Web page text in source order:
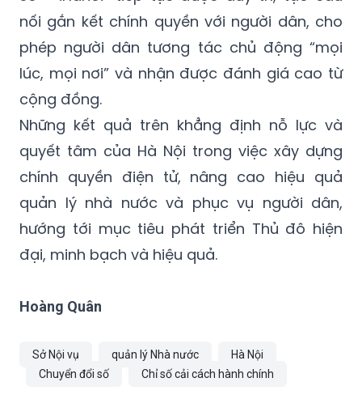
nối gắn kết chính quyền với người dân, cho
phép người dân tương tác chủ động “mọi
lúc, mọi nơi” và nhận được đánh giá cao từ
cộng đồng.
Những kết quả trên khẳng định nỗ lực và
quyết tâm của Hà Nội trong việc xây dựng
chính quyền điện tử, nâng cao hiệu quả
quản lý nhà nước và phục vụ người dân,
hướng tới mục tiêu phát triển Thủ đô hiện
đại, minh bạch và hiệu quả.
Hoàng Quân
Sở Nội vụ quản lý Nhà nước
Hà Nội
Chuyển đổi số
Chỉ số cải cách hành chính